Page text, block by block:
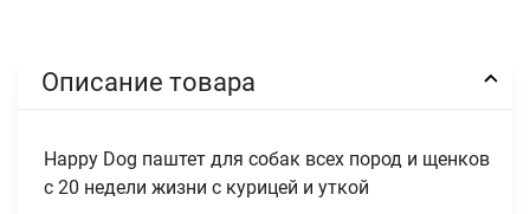
Описание товара
Happy Dog паштет для собак всех пород и щенков
с 20 недели жизни с курицей и уткой